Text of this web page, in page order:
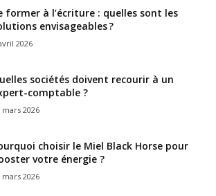
former à l’écriture : quelles sont les
envisageables ?
2026
sociétés doivent recourir à un
comptable ?
mars 2026
choisir le Miel Black Horse pour
votre énergie ?
mars 2026